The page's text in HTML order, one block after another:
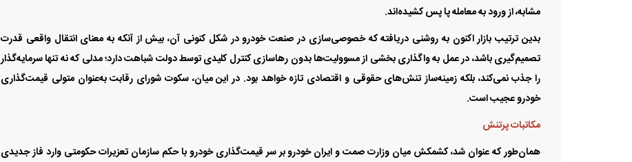
مشابه، از ورود به معامله پا پس کشیده‌اند.
بدین ترتیب بازار اکنون به روشنی دریافته که خصوصی‌سازی در صنعت خودرو در شکل کنونی آن، بیش از آنکه به معنای انتقال واقعی قدرت
تصمیم‌گیری باشد، در عمل به واگذاری بخشی از مسوولیت‌ها بدون رهاسازی کنترل کلیدی توسط دولت شباهت دارد؛ مدلی که نه تنها سرمایه‌گذار
را جذب نمی‌کند، بلکه زمینه‌ساز تنش‌های حقوقی و اقتصادی تازه خواهد بود. در این میان، سکوت شورای رقابت به‌عنوان متولی قیمت‌گذاری
خودرو عجیب است.
مکاتبات پرتنش
همان‌طور که عنوان شد، کشمکش میان وزارت صمت و ایران خودرو بر سر قیمت‌گذاری خودرو با حکم سازمان تعزیرات حکومتی وارد فاز جدیدی